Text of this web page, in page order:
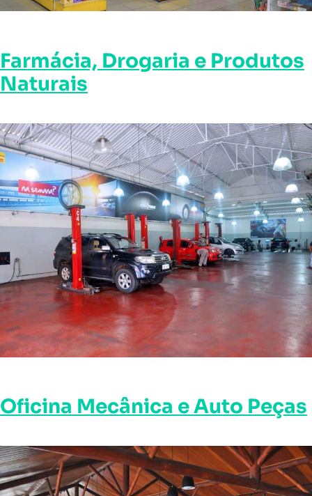
Farmácia, Drogaria e Produtos
Naturais
Oficina Mecânica e Auto Peças